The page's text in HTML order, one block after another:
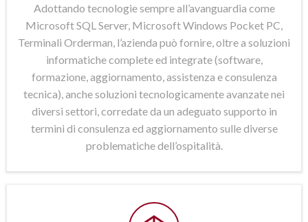
Adottando tecnologie sempre all’avanguardia come
Microsoft SQL Server, Microsoft Windows Pocket PC,
Terminali Orderman, l’azienda può fornire, oltre a soluzioni
informatiche complete ed integrate (software,
formazione, aggiornamento, assistenza e consulenza
tecnica), anche soluzioni tecnologicamente avanzate nei
diversi settori, corredate da un adeguato supporto in
termini di consulenza ed aggiornamento sulle diverse
problematiche dell’ospitalità.